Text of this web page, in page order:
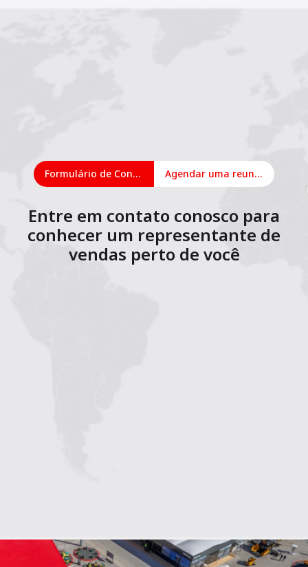
Formulário de Contato Agendar uma reunião on-line
Entre em contato conosco para
conhecer um representante de
vendas perto de você